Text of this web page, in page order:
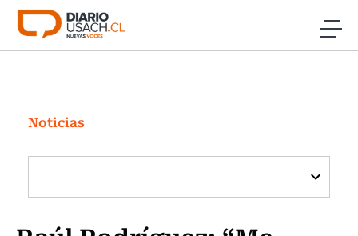
Click acá para ir directamente al contenido
Investigación
Cultura
Programas Radio y TV Usach
Noticias